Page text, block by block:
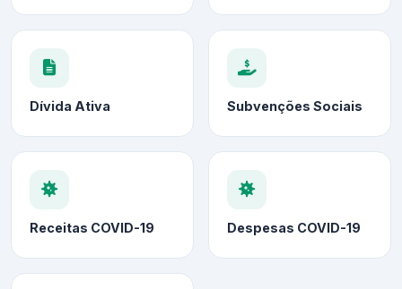
Dívida Ativa Subvenções Sociais
Receitas COVID-19 Despesas COVID-19